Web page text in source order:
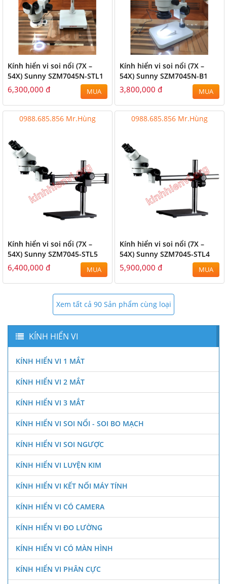
Kính hiển vi soi nổi (7X –
54X) Sunny SZM7045N-STL1
6,300,000 đ MUA
Kính hiển vi soi nổi (7X –
54X) Sunny SZM7045N-B1
3,800,000 đ MUA
0988.685.856 Mr.Hùng
Kính hiển vi soi nổi (7X –
54X) Sunny SZM7045-STL5
6,400,000 đ MUA
0988.685.856 Mr.Hùng
Kính hiển vi soi nổi (7X –
54X) Sunny SZM7045-STL4
5,900,000 đ MUA
Xem tất cả 90 Sản phẩm cùng loại
KÍNH HIỂN VI
KÍNH HIỂN VI 1 MẮT
KÍNH HIỂN VI 2 MẮT
KÍNH HIỂN VI 3 MẮT
KÍNH HIỂN VI SOI NỔI - SOI BO MẠCH
KÍNH HIỂN VI SOI NGƯỢC
KÍNH HIỂN VI LUYỆN KIM
KÍNH HIỂN VI KẾT NỐI MÁY TÍNH
KÍNH HIỂN VI CÓ CAMERA
KÍNH HIỂN VI ĐO LƯỜNG
KÍNH HIỂN VI CÓ MÀN HÌNH
KÍNH HIỂN VI PHÂN CỰC